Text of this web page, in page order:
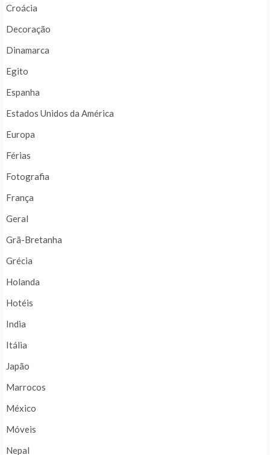
Croácia
Decoração
Dinamarca
Egito
Espanha
Estados Unidos da América
Europa
Férias
Fotografia
França
Geral
Grã-Bretanha
Grécia
Holanda
Hotéis
India
Itália
Japão
Marrocos
México
Móveis
Nepal